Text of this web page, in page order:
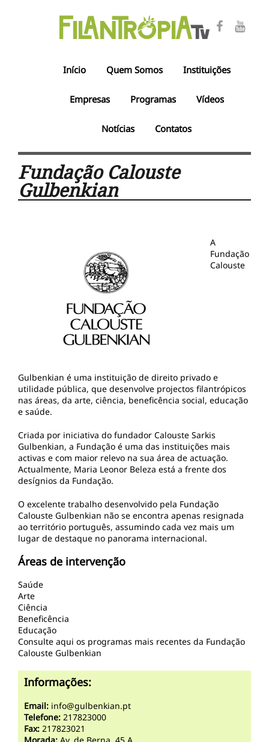
Início Quem Somos Instituições
Empresas Programas Vídeos
Notícias Contatos
Fundação Calouste
Gulbenkian
A
Fundação
Calouste
Gulbenkian é uma instituição de direito privado e
utilidade pública, que desenvolve projectos filantrópicos
nas áreas, da arte, ciência, beneficência social, educação
e saúde.
Criada por iniciativa do fundador Calouste Sarkis
Gulbenkian, a Fundação é uma das instituições mais
activas e com maior relevo na sua área de actuação.
Actualmente, Maria Leonor Beleza está a frente dos
desígnios da Fundação.
O excelente trabalho desenvolvido pela Fundação
Calouste Gulbenkian não se encontra apenas resignada
ao território português, assumindo cada vez mais um
lugar de destaque no panorama internacional.
Áreas de intervenção
Saúde
Arte
Ciência
Beneficência
Educação
Consulte aqui os programas mais recentes da Fundação
Calouste Gulbenkian
Informações:
Email: info@gulbenkian.pt
Telefone: 217823000
Fax: 217823021